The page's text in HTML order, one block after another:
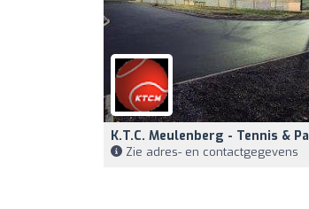
K.T.C. Meulenberg - Tennis &
Zie adres- en contactgegevens